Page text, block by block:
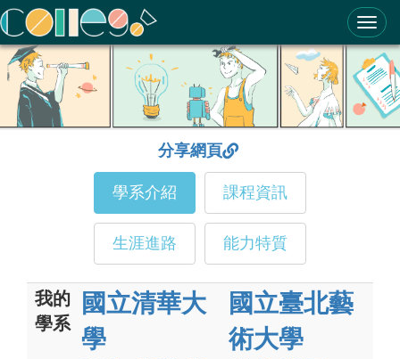
ColleGo! 大學選才與高中育才輔助系統
分享網頁
學系介紹 課程資訊
生涯進路 能力特質
我的
學系
國立清華大
學
國立臺北藝
術大學